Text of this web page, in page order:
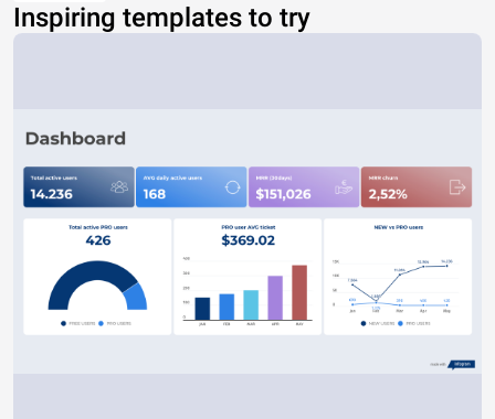
Inspiring templates to try